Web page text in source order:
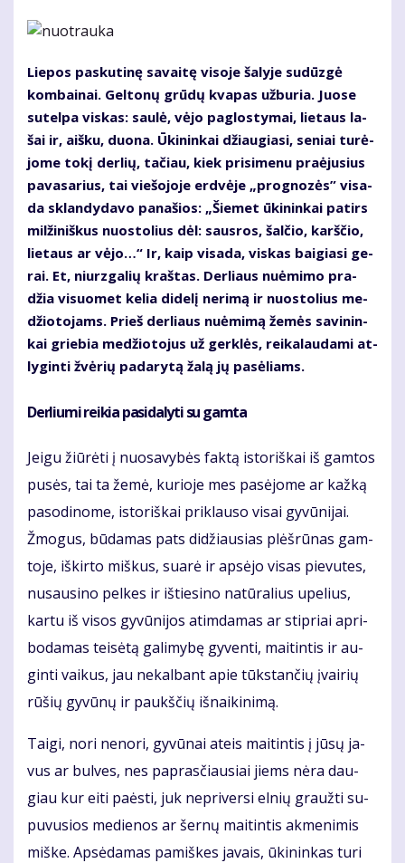
Lie­pos pas­ku­ti­nę sa­vai­tę vi­so­je ša­ly­je su­dūz­gė
kom­bai­nai. Gel­to­nų grū­dų kva­pas už­bu­ria. Juo­se
su­tel­pa vis­kas: sau­lė, vė­jo pa­glos­ty­mai, lie­taus la­
šai ir, aiš­ku, duo­na. Ūki­nin­kai džiau­gia­si, se­niai tu­rė­
jo­me to­kį der­lių, ta­čiau, kiek pri­si­me­nu pra­ėju­sius
pa­va­sa­rius, tai vie­šo­jo­je erd­vė­je „prog­no­zės” vi­sa­
da sklan­dy­da­vo pa­na­šios: „Šie­met ūki­nin­kai pa­tirs
mil­ži­niš­kus nuos­to­lius dėl: saus­ros, šal­čio, karš­čio,
lie­taus ar vė­jo…“ Ir, kaip vi­sa­da, vis­kas bai­gia­si ge­
rai. Et, niurz­ga­lių kraš­tas. Der­liaus nu­ė­mi­mo pra­
džia vi­suo­met ke­lia di­de­lį ne­ri­mą ir nuos­to­lius me­
džio­to­jams. Prieš der­liaus nu­ė­mi­mą že­mės sa­vi­nin­
kai grie­bia me­džio­to­jus už ger­klės, rei­ka­lau­da­mi at­
ly­gin­ti žvė­rių pa­da­ry­tą ža­lą jų pa­sė­liams.
Derliu­mi rei­kia pa­si­da­ly­ti su gam­ta
Jei­gu žiū­rė­ti į nuo­sa­vy­bės fak­tą is­to­riš­kai iš gam­tos
pu­sės, tai ta že­mė, ku­rio­je mes pa­sė­jo­me ar kaž­ką
pa­so­di­no­me, is­to­riš­kai pri­klau­so vi­sai gy­vū­ni­jai.
Žmo­gus, bū­da­mas pats di­džiau­sias plėš­rū­nas gam­
to­je, iš­kir­to miš­kus, su­arė ir ap­sė­jo vi­sas pie­vu­tes,
nu­sau­si­no pel­kes ir iš­tie­si­no na­tū­ra­lius upe­lius,
kar­tu iš vi­sos gy­vū­ni­jos at­im­da­mas ar stip­riai ap­ri­
bo­da­mas tei­sė­tą ga­li­my­bę gy­ven­ti, mai­tin­tis ir au­
gin­ti vai­kus, jau ne­kal­bant apie tūks­tan­čių įvai­rių
rū­šių gy­vū­nų ir paukš­čių iš­nai­ki­ni­mą.
Tai­gi, no­ri ne­no­ri, gy­vū­nai at­eis mai­tin­tis į jū­sų ja­
vus ar bul­ves, nes pa­pras­čiau­siai jiems nė­ra dau­
giau kur ei­ti pa­ės­ti, juk ne­pri­ver­si el­nių grauž­ti su­
pu­vu­sios me­die­nos ar šer­nų mai­tin­tis ak­me­ni­mis
miš­ke. Ap­sė­da­mas pa­miš­kes ja­vais, ūki­nin­kas tu­ri